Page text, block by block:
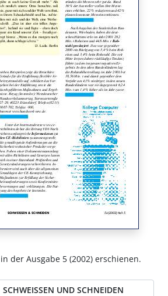
der Ausgabe 5 (2002) erschienen.
SCHWEISSEN UND SCHNEIDEN